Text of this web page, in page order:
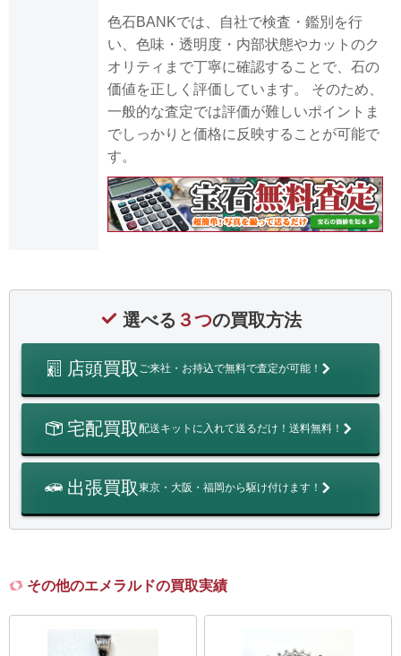
色石BANKでは、自社で検査・鑑別を行
い、色味・透明度・内部状態やカットのク
オリティまで丁寧に確認することで、石の
価値を正しく評価しています。 そのため、
一般的な査定では評価が難しいポイントま
でしっかりと価格に反映することが可能で
す。
選べる ３つの買取方法
店頭買取 ご来社・お持込で無料で査定が可能！
宅配買取配送キットに入れて送るだけ！送料無料！
出張買取東京・大阪・福岡から駆け付けます！
その他のエメラルドの買取実績